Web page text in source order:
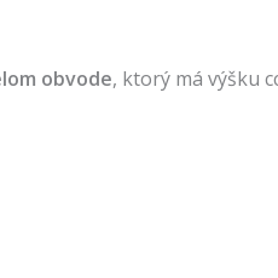
obvode, ktorý má výšku